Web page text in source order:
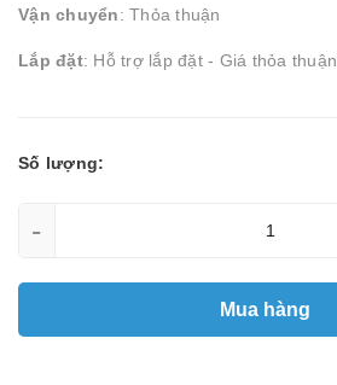
Vận chuyển: Thỏa thuận
Lắp đặt: Hỗ trợ lắp đặt - Giá thỏa thuận
Số lượng:
-
Mua hàng